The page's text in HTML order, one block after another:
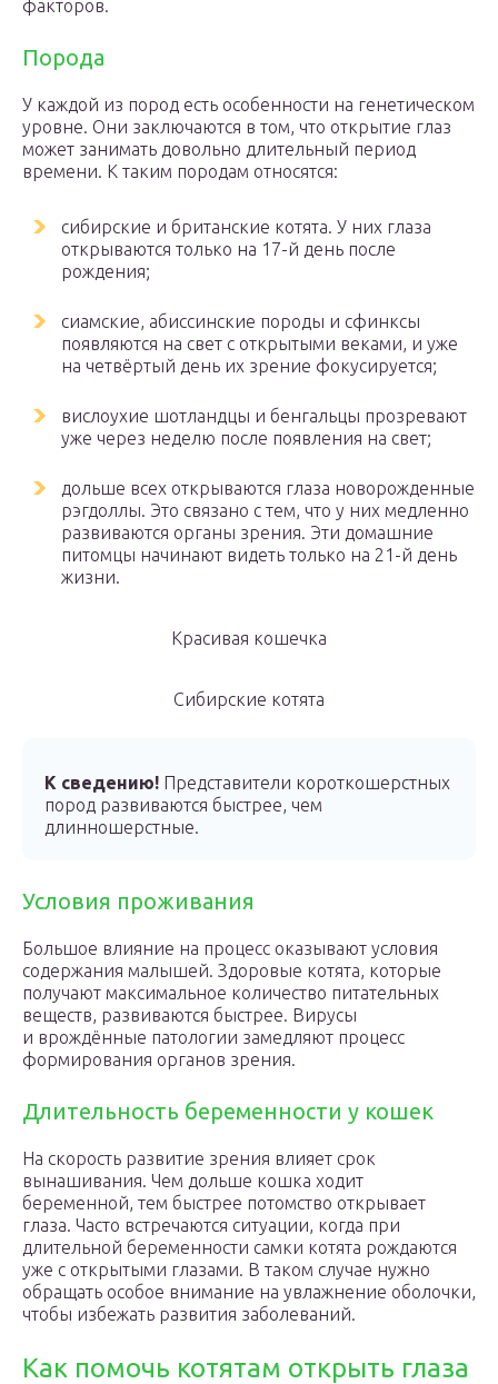
факторов.
Порода
У каждой из пород есть особенности на генетическом
уровне. Они заключаются в том, что открытие глаз
может занимать довольно длительный период
времени. К таким породам относятся:
сибирские и британские котята. У них глаза
открываются только на 17-й день после
рождения;
сиамские, абиссинские породы и сфинксы
появляются на свет с открытыми веками, и уже
на четвёртый день их зрение фокусируется;
вислоухие шотландцы и бенгальцы прозревают
уже через неделю после появления на свет;
дольше всех открываются глаза новорожденные
рэгдоллы. Это связано с тем, что у них медленно
развиваются органы зрения. Эти домашние
питомцы начинают видеть только на 21-й день
жизни.
Красивая кошечка
Сибирские котята
К сведению! Представители короткошерстных
пород развиваются быстрее, чем
длинношерстные.
Условия проживания
Большое влияние на процесс оказывают условия
содержания малышей. Здоровые котята, которые
получают максимальное количество питательных
веществ, развиваются быстрее. Вирусы
и врождённые патологии замедляют процесс
формирования органов зрения.
Длительность беременности у кошек
На скорость развитие зрения влияет срок
вынашивания. Чем дольше кошка ходит
беременной, тем быстрее потомство открывает
глаза. Часто встречаются ситуации, когда при
длительной беременности самки котята рождаются
уже с открытыми глазами. В таком случае нужно
обращать особое внимание на увлажнение оболочки,
чтобы избежать развития заболеваний.
Как помочь котятам открыть глаза